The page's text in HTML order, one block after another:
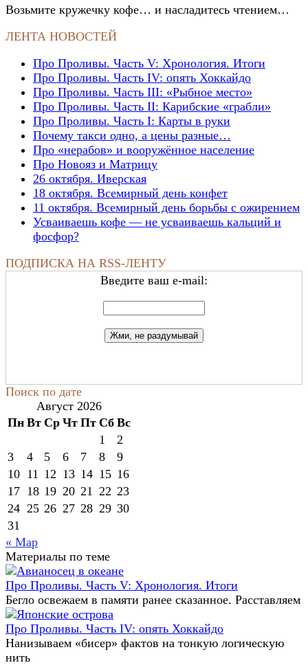
Возьмите кружечку кофе… и насладитесь чтением…
ЛЕНТА НОВОСТЕЙ
Про Проливы. Часть V: Хронология. Итоги
Про Проливы. Часть IV: опять Хоккайдо
Про Проливы. Часть III: «Рыбное место»
Про Проливы. Часть II: Карибские «грабли»
Про Проливы. Часть I: Карты в руки
Почему такси одно, а цены разные…
Про «нерабов» и вооружённое население
Про Новояз и Матрицу
26 октября. Иверская
18 октября. Всемирный день конфет
11 октября. Всемирный день борьбы с ожирением
Усваиваешь кофе — не усваиваешь кальций и
фосфор?
ПОДПИСКА НА RSS-ЛЕНТУ
Введите ваш e-mail:
Поиск по дате
Август 2026
Пн Вт Ср Чт Пт Сб Вс
1
2
3
4 5 6 7 8
9
10 11 12 13 14 15 16
17 18 19 20 21 22 23
24 25 26 27 28 29 30
31
« Мар
Материалы по теме
Про Проливы. Часть V: Хронология. Итоги
Бегло освежаем в памяти ранее сказанное. Расставляем
Про Проливы. Часть IV: опять Хоккайдо
Нанизываем «бисер» фактов на тонкую логическую
нить